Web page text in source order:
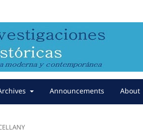
Announcements About